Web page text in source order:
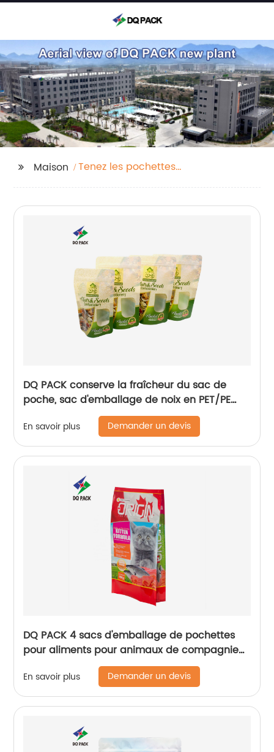
Maison
Tenez les pochettes
DQ PACK conserve la fraîcheur du sac de
poche, sac d'emballage de noix en PET/PE
avec fermeture éclair sur le dessus
En savoir plus Demander un devis
DQ PACK 4 sacs d'emballage de pochettes
pour aliments pour animaux de compagnie
avec fermeture latérale
En savoir plus Demander un devis